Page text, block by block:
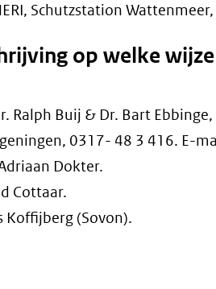
Schutzstation
op welke
Ralph Buij & Dr. Bart
0317- 48 3 416. E-
Dokter.
Cottaar.
Koffijberg (Sovon).